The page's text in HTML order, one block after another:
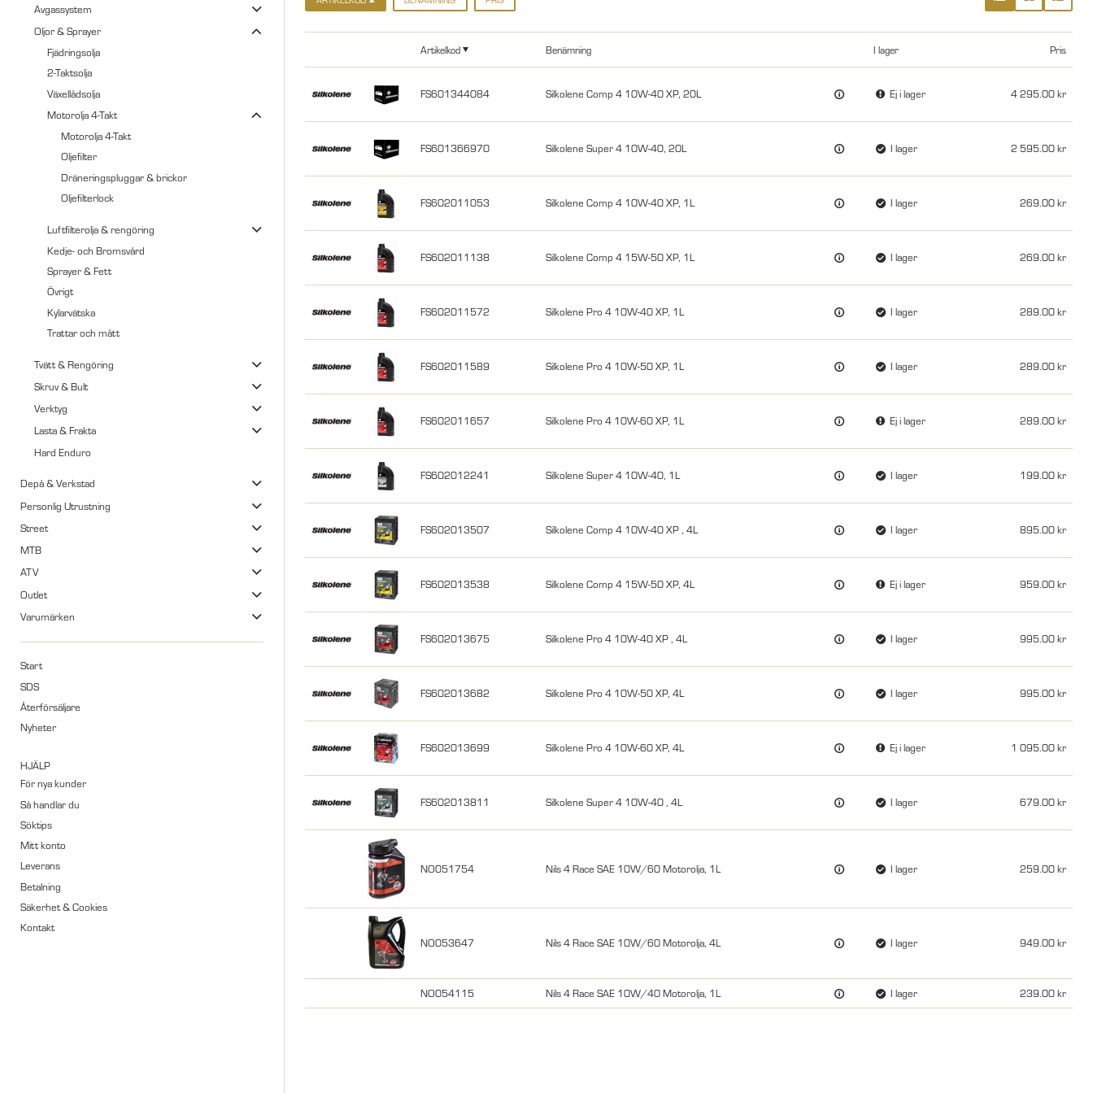
Avgassystem
Oljor & Sprayer
Fjädringsolja
2-Taktsolja
Växellådsolja
Motorolja 4-Takt
Motorolja 4-Takt
Oljefilter
Dräneringspluggar & brickor
Oljefilterlock
Luftfilterolja & rengöring
Kedje- och Bromsvård
Sprayer & Fett
Övrigt
Kylarvätska
Trattar och mått
Tvätt & Rengöring
Skruv & Bult
Verktyg
Lasta & Frakta
Hard Enduro
Depå & Verkstad
Personlig Utrustning
Street
MTB
ATV
Outlet
Varumärken
Start
SDS
Återförsäljare
Nyheter
HJÄLP
För nya kunder
Så handlar du
Söktips
Mitt konto
Leverans
Betalning
Säkerhet & Cookies
Kontakt
Artikelkod Benämning I lager Pris
FS601344084 Silkolene Comp 4 10W-40 XP, 20L Ej i lager 4 295.00
FS601366970 Silkolene Super 4 10W-40, 20L I lager 2 595.00
FS602011053 Silkolene Comp 4 10W-40 XP, 1L I lager 269.00
FS602011138 Silkolene Comp 4 15W-50 XP, 1L I lager 269.00
FS602011572 Silkolene Pro 4 10W-40 XP, 1L I lager 289.00
FS602011589 Silkolene Pro 4 10W-50 XP, 1L I lager 289.00
FS602011657 Silkolene Pro 4 10W-60 XP, 1L Ej i lager 289.00
FS602012241 Silkolene Super 4 10W-40, 1L I lager 199.00
FS602013507 Silkolene Comp 4 10W-40 XP , 4L I lager 895.00
FS602013538 Silkolene Comp 4 15W-50 XP, 4L Ej i lager 959.00
FS602013675 Silkolene Pro 4 10W-40 XP , 4L I lager 995.00
FS602013682 Silkolene Pro 4 10W-50 XP, 4L I lager 995.00
FS602013699 Silkolene Pro 4 10W-60 XP, 4L Ej i lager 1 095.00
FS602013811 Silkolene Super 4 10W-40 , 4L I lager 679.00
NO051754 Nils 4 Race SAE 10W/60 Motorolja, 1L I lager 259.00
NO053647 Nils 4 Race SAE 10W/60 Motorolja, 4L I lager 949.00
NO054115 Nils 4 Race SAE 10W/40 Motorolja, 1L I lager 239.00